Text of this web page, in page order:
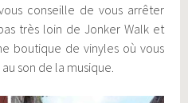
conseille de vous arrêter
très loin de Jonker Walk et
boutique de vinyles où vous
son de la musique.